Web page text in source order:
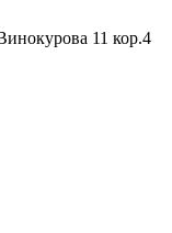
11 кор.4